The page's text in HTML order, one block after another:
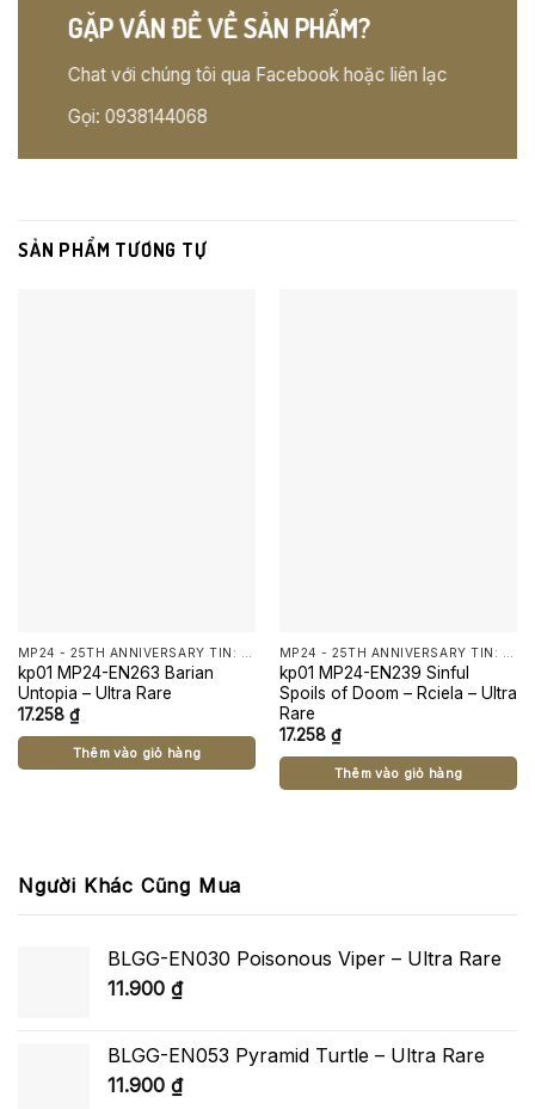
GẶP VẤN ĐỀ VỀ SẢN PHẨM?
Chat với chúng tôi qua Facebook hoặc liên lạc
Gọi: 0938144068
SẢN PHẨM TƯƠNG TỰ
kp01 MP24-EN263 Barian
Untopia – Ultra Rare
17.258 ₫
Thêm vào giỏ hàng
kp01 MP24-EN239 Sinful
Spoils of Doom – Rciela – Ultra
Rare
17.258 ₫
Thêm vào giỏ hàng
Người Khác Cũng Mua
BLGG-EN030 Poisonous Viper – Ultra Rare
11.900 ₫
BLGG-EN053 Pyramid Turtle – Ultra Rare
11.900 ₫